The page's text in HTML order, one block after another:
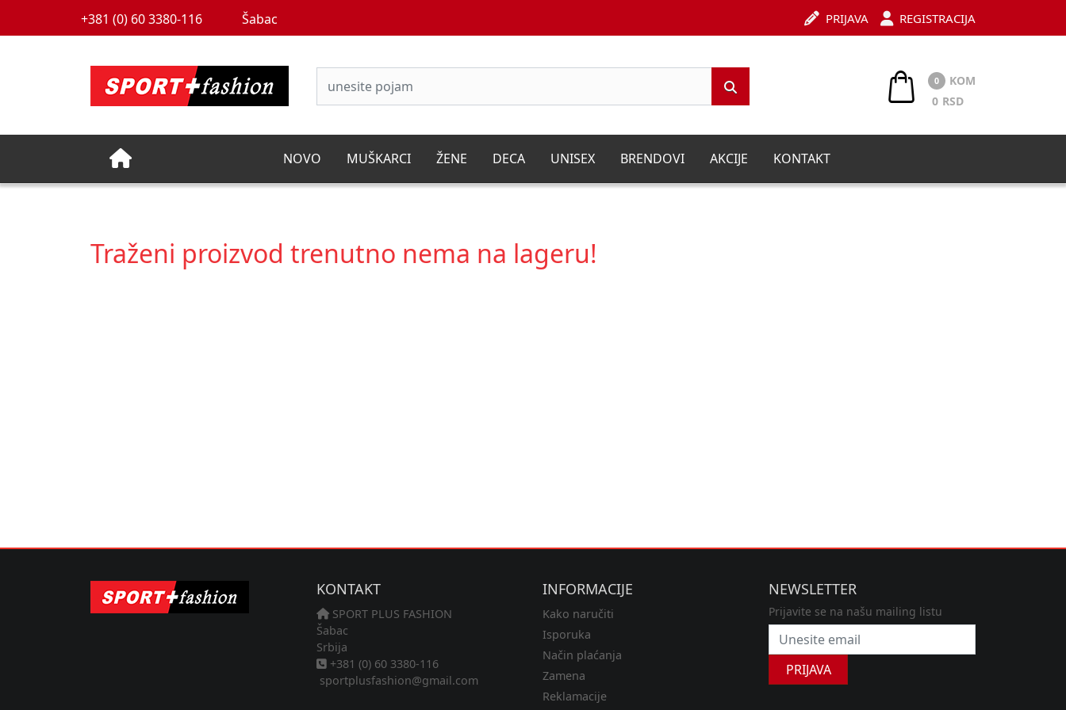
+381 (0) 60 3380-116 Šabac REGISTRACIJA
PRIJAVA
0
KOM
0 RSD
NOVO MUŠKARCI ŽENE DECA UNISEX BRENDOVI AKCIJE KONTAKT
Traženi proizvod trenutno nema na lageru!
KONTAKT
SPORT PLUS FASHION
Šabac
Srbija
+381 (0) 60 3380-116
sportplusfashion@gmail.com
INFORMACIJE
Kako naručiti
Isporuka
Način plaćanja
Zamena
Reklamacije
NEWSLETTER
Prijavite se na našu mailing listu
PRIJAVA